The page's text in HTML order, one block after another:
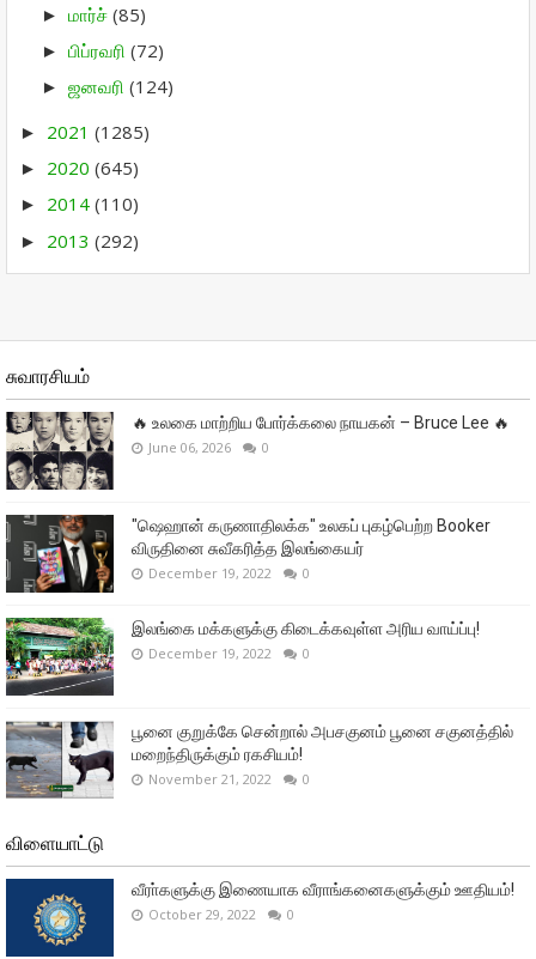
► மார்ச் (85)
► பிப்ரவரி (72)
► ஜனவரி (124)
► 2021 (1285)
► 2020 (645)
► 2014 (110)
► 2013 (292)
சுவாரசியம்
🔥 உலகை மாற்றிய போர்க்கலை நாயகன் – Bruce Lee 🔥
June 06, 2026 0
"ஷெஹான் கருணாதிலக்க" உலகப் புகழ்பெற்ற Booker
விருதினை சுவீகரித்த இலங்கையர்
December 19, 2022 0
இலங்கை மக்களுக்கு கிடைக்கவுள்ள அரிய வாய்ப்பு!
December 19, 2022 0
பூனை குறுக்கே சென்றால் அபசகுனம் பூனை சகுனத்தில்
மறைந்திருக்கும் ரகசியம்!
November 21, 2022 0
விளையாட்டு
வீரா்களுக்கு இணையாக வீராங்கனைகளுக்கும் ஊதியம்!
October 29, 2022 0